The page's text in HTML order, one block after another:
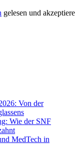
gelesen und akzeptiere
Von der
Wie der SNF
MedTech in